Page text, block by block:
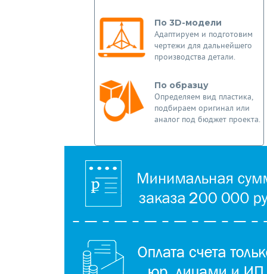
По 3D-модели
Адаптируем и подготовим
чертежи для дальнейшего
производства детали.
По образцу
Определяем вид пластика,
подбираем оригинал или
аналог под бюджет проекта.